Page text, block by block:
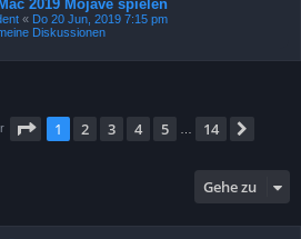
2019 Mojave spielen
« Do 20 Jun, 2019 7:15 pm
Diskussionen
Seite 1von14
1 2 3 4 5 14
Gehe zu